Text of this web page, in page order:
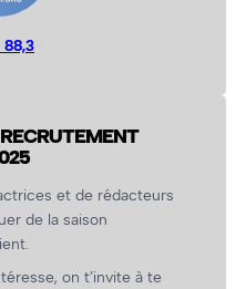
et de rédacteurs
de la saison
on t’invite à te